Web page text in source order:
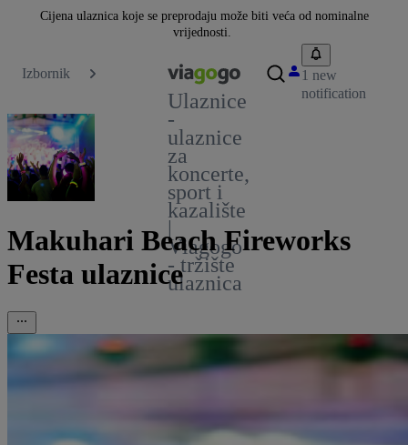
Cijena ulaznica koje se preprodaju može biti veća od nominalne
vrijednosti.
Izbornik
Ulaznice
-
ulaznice
za
koncerte,
sport i
kazalište
|
Viagogo
- tržište
ulaznica
1 new
notification
Makuhari Beach Fireworks
Festa ulaznice